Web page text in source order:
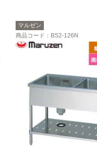
マルゼン
商品コード ：BS2-126N